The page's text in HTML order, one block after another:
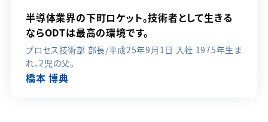
半導体業界の下町ロケット。技術者として生きる
ならODTは最高の環境です。
プロセス技術部 部長/平成25年9月1日 入社 1975年生ま
れ、2児の父。
橋本 博典